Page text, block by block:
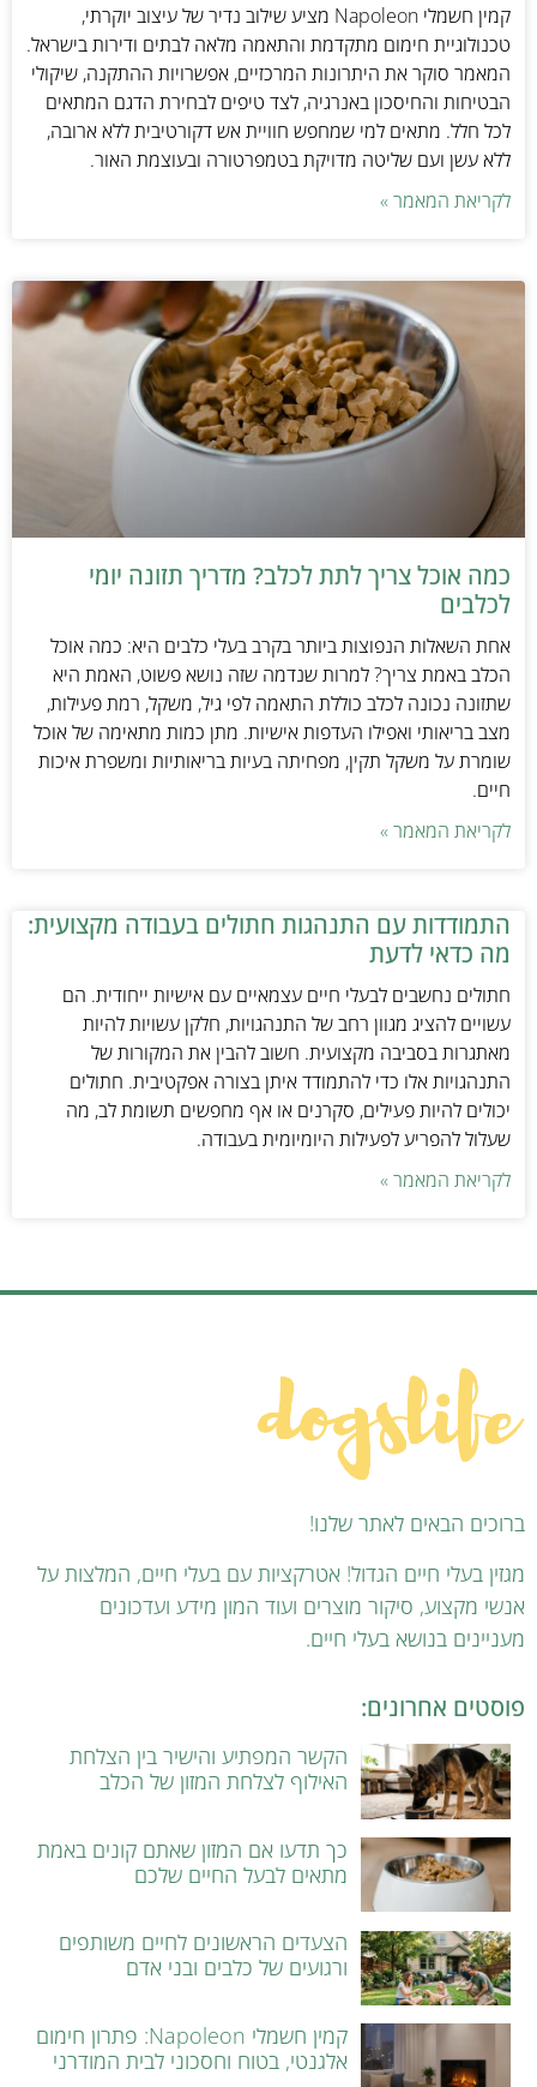
קמין חשמלי Napoleon מציע שילוב נדיר של עיצוב יוקרתי,
טכנולוגיית חימום מתקדמת והתאמה מלאה לבתים ודירות בישראל.
המאמר סוקר את היתרונות המרכזיים, אפשרויות ההתקנה, שיקולי
הבטיחות והחיסכון באנרגיה, לצד טיפים לבחירת הדגם המתאים
לכל חלל. מתאים למי שמחפש חוויית אש דקורטיבית ללא ארובה,
ללא עשן ועם שליטה מדויקת בטמפרטורה ובעוצמת האור.
לקריאת המאמר »
כמה אוכל צריך לתת לכלב? מדריך תזונה יומי
לכלבים
אחת השאלות הנפוצות ביותר בקרב בעלי כלבים היא: כמה אוכל
הכלב באמת צריך? למרות שנדמה שזה נושא פשוט, האמת היא
שתזונה נכונה לכלב כוללת התאמה לפי גיל, משקל, רמת פעילות,
מצב בריאותי ואפילו העדפות אישיות. מתן כמות מתאימה של אוכל
שומרת על משקל תקין, מפחיתה בעיות בריאותיות ומשפרת איכות
חיים.
לקריאת המאמר »
התמודדות עם התנהגות חתולים בעבודה מקצועית:
מה כדאי לדעת
חתולים נחשבים לבעלי חיים עצמאיים עם אישיות ייחודית. הם
עשויים להציג מגוון רחב של התנהגויות, חלקן עשויות להיות
מאתגרות בסביבה מקצועית. חשוב להבין את המקורות של
התנהגויות אלו כדי להתמודד איתן בצורה אפקטיבית. חתולים
יכולים להיות פעילים, סקרנים או אף מחפשים תשומת לב, מה
שעלול להפריע לפעילות היומיומית בעבודה.
לקריאת המאמר »
ברוכים הבאים לאתר שלנו!
מגזין בעלי חיים הגדול! אטרקציות עם בעלי חיים, המלצות על
אנשי מקצוע, סיקור מוצרים ועוד המון מידע ועדכונים
מעניינים בנושא בעלי חיים.
פוסטים אחרונים:
הקשר המפתיע והישיר בין הצלחת
האילוף לצלחת המזון של הכלב
כך תדעו אם המזון שאתם קונים באמת
מתאים לבעל החיים שלכם
הצעדים הראשונים לחיים משותפים
ורגועים של כלבים ובני אדם
קמין חשמלי Napoleon: פתרון חימום
אלגנטי, בטוח וחסכוני לבית המודרני